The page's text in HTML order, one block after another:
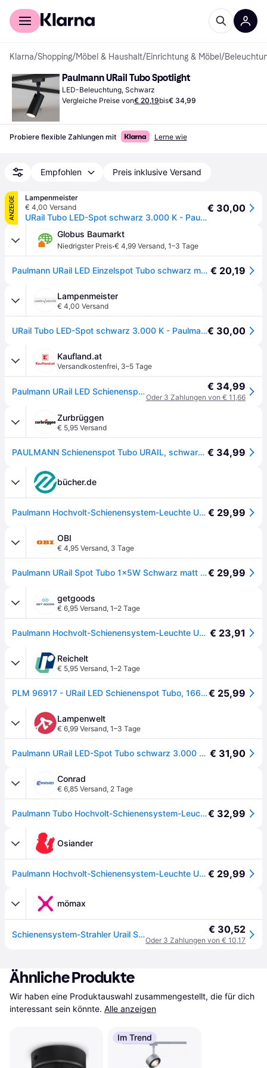
Für Shopper
Klarna/Shopping/Möbel & Haushalt/Einrichtung & Möbel /
Paulmann URail Tubo Spotlight
LED-Beleuchtung, Schwarz
Vergleiche Preise von€ 20,19bis€ 34,99
Probiere flexible Zahlungen mit Lerne wie
Empfohlen Preis inklusive Versand
ANZEIGE
Lampenmeister
€ 4,00 Versand
URail Tubo LED-Spot schwarz 3.000 K - Paulmann URail Spot Tubo - Wohnzimmer - Modern - Metall - Einflammig
€ 30,00
Globus Baumarkt
Niedrigster Preis·€ 4,99 Versand, 1–3 Tage
Paulmann URail LED Einzelspot Tubo schwarz matt 4,2 cm 4,5 W - Weiß € 20,19
Lampenmeister
€ 4,00 Versand
URail Tubo LED-Spot schwarz 3.000 K - Paulmann URail Spot Tubo - Wohnzimmer - Modern - Metall - Einflammig€ 30,00
Kaufland.at
Versandkostenfrei, 3–5 Tage
Paulmann URail LED Schienenspot Tubo Einzelspot € 34,99
Oder 3 Zahlungen von € 11,66
Zurbrüggen
€ 5,95 Versand
PAULMANN Schienenspot Tubo URAIL, schwarz, Metall € 34,99
bücher.de
Paulmann Hochvolt-Schienensystem-Leuchte URail fest eingebaut 4.5W LED Schwarz (matt) € 29,99
OBI
€ 4,95 Versand, 3 Tage
Paulmann URail Spot Tubo 1x5W Schwarz matt 230V Metall/Kunststoff 3000K non-dim - Schwarz Matt€ 29,99
getgoods
€ 6,95 Versand, 1–2 Tage
Paulmann Hochvolt-Schienensystem-Leuchte URail LED fest eingebaut 4.5 W LED Schwarz (matt) € 23,91
Reichelt
€ 5,95 Versand, 1–2 Tage
PLM 96917 - URail LED Schienenspot Tubo, 166 lm, 4,5 W, 3000 K, schwarz€ 25,99
Lampenwelt
€ 6,99 Versand, 1–3 Tage
Paulmann URail LED-Spot Tubo schwarz 3.000 K - schwarz matt € 31,90
Conrad
€ 6,85 Versand, 2 Tage
Paulmann Tubo Hochvolt-Schienensystem-Leuchte URail LED fest eingebaut 4.5 W LED - [Schwarz (matt)]€ 32,99
Osiander
Paulmann Hochvolt-Schienensystem-Leuchte URail fest eingebaut 4.5W LED Schwarz (matt) € 29,99
mömax
Schienensystem-Strahler Urail Spot Tubo max. 5 Watt € 30,52
Oder 3 Zahlungen von € 10,17
Ähnliche Produkte
Wir haben eine Produktauswahl zusammengestellt, die für dich
interessant sein könnte. Alle anzeigen
Im Trend